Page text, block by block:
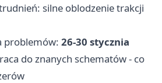
silne oblodzenie trakcji
problemów: 26-30 stycznia
do znanych schematów - co